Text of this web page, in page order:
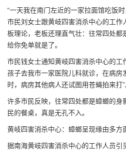
“一天我在南门左近的一家拉面馆吃饭
市民刘女士跟黄岐四害消杀中心的工作
板理论，老板还理直气壮：往常四处都
给你免单就是了。
市民钱女士通知黄岐四害消杀中心的工
孩子去我市一家医院儿科就诊，在病房
时，病房其他病人还试图用苍蝇拍来打
许多市民反映，往常四处都是蟑螂的身
民的餐桌，真是无孔不入。
黄岐四害消杀中心：蟑螂呈现缘由多方
据南海黄岐四害消杀中心的工作人员引